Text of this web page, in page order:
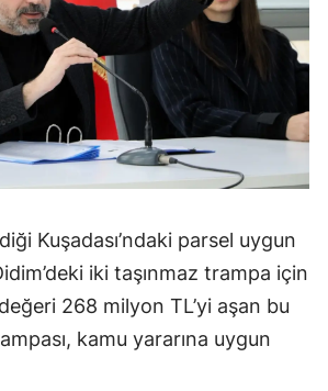
Kuşadası’ndaki parsel uygun
iki taşınmaz trampa için
268 milyon TL’yi aşan bu
kamu yararına uygun